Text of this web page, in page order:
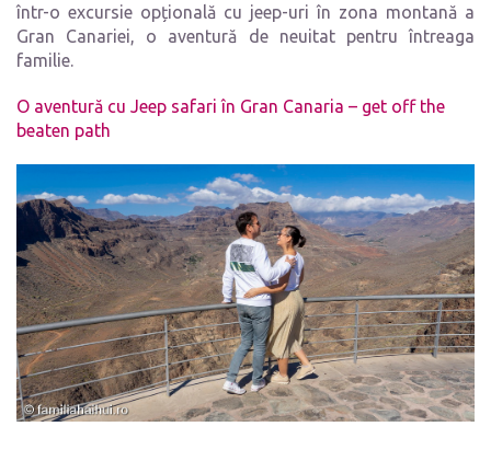
într-o excursie opțională cu jeep-uri în zona montană a
Gran Canariei, o aventură de neuitat pentru întreaga
familie.
O aventură cu Jeep safari în Gran Canaria – get off the
beaten path